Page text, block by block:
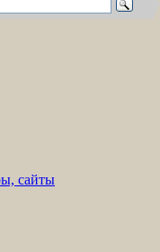
сайты